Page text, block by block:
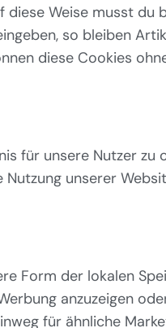
Weise musst du
so bleiben
diese Cookies
für unsere Nutzer zu
unserer
Form der lokalen
anzuzeigen
für ähnliche